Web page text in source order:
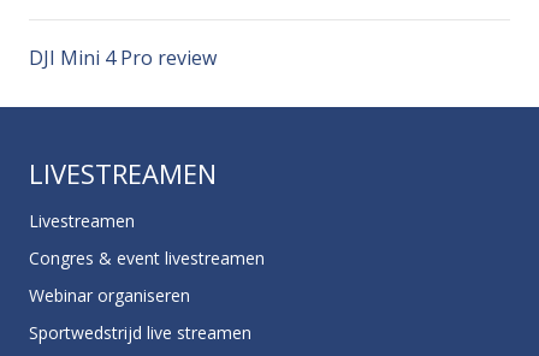
DJI Mini 4 Pro review
LIVESTREAMEN
Livestreamen
Congres & event livestreamen
Webinar organiseren
Sportwedstrijd live streamen